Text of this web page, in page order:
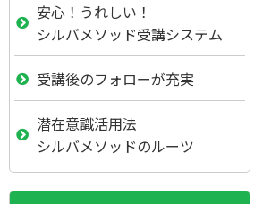
安心！うれしい！
シルバメソッド受講システム
受講後のフォローが充実
潜在意識活用法
シルバメソッドのルーツ